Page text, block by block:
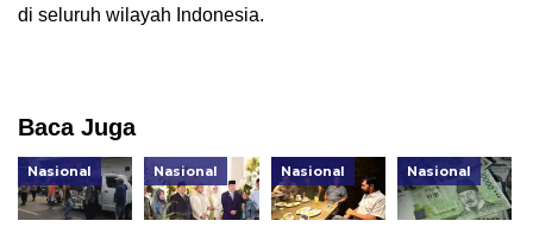
di seluruh wilayah Indonesia.
Baca Juga
Nasional Nasional Nasional Nasional